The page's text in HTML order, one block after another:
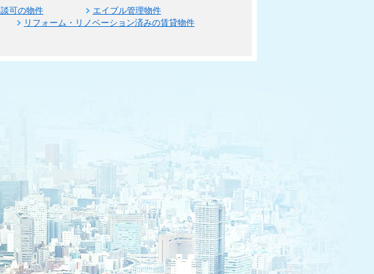
可の物件
エイブル管理物件
リフォーム・リノベーション済みの賃貸物件